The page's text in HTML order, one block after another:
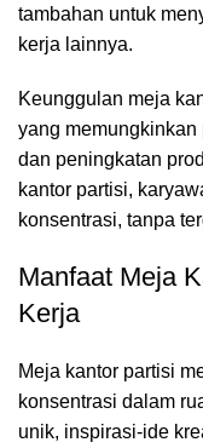
tambahan untuk
kerja lainnya.
Keunggulan meja
yang
dan peningkatan
kantor partisi,
konsentrasi, tanpa
Manfaat Meja
Kerja
Meja kantor partisi
konsentrasi dalam
unik, inspirasi-ide